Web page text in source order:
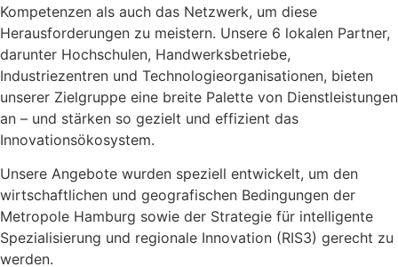
Kompetenzen als auch das Netzwerk, um diese
Herausforderungen zu meistern. Unsere 6 lokalen Partner,
darunter Hochschulen, Handwerksbetriebe,
Industriezentren und Technologieorganisationen, bieten
unserer Zielgruppe eine breite Palette von Dienstleistungen
an – und stärken so gezielt und effizient das
Innovationsökosystem.
Unsere Angebote wurden speziell entwickelt, um den
wirtschaftlichen und geografischen Bedingungen der
Metropole Hamburg sowie der Strategie für intelligente
Spezialisierung und regionale Innovation (RIS3) gerecht zu
werden.